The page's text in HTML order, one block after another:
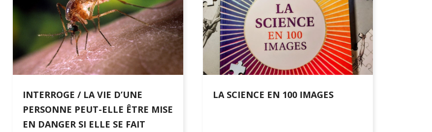
INTERROGE / LA VIE D’UNE
PERSONNE PEUT-ELLE ÊTRE MISE
EN DANGER SI ELLE SE FAIT
LA SCIENCE EN 100 IMAGES